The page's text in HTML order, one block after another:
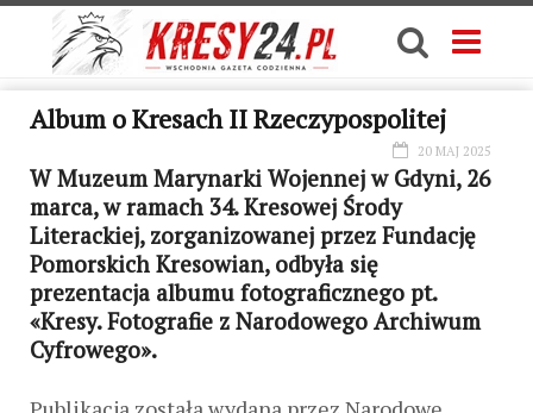
Album o Kresach II Rzeczypospolitej
20 MAJ 2025
W Muzeum Marynarki Wojennej w Gdyni, 26
marca, w ramach 34. Kresowej Środy
Literackiej, zorganizowanej przez Fundację
Pomorskich Kresowian, odbyła się
prezentacja albumu fotograficznego pt.
«Kresy. Fotografie z Narodowego Archiwum
Cyfrowego».